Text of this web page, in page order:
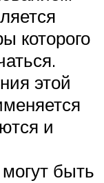
которого
этой
и
быть